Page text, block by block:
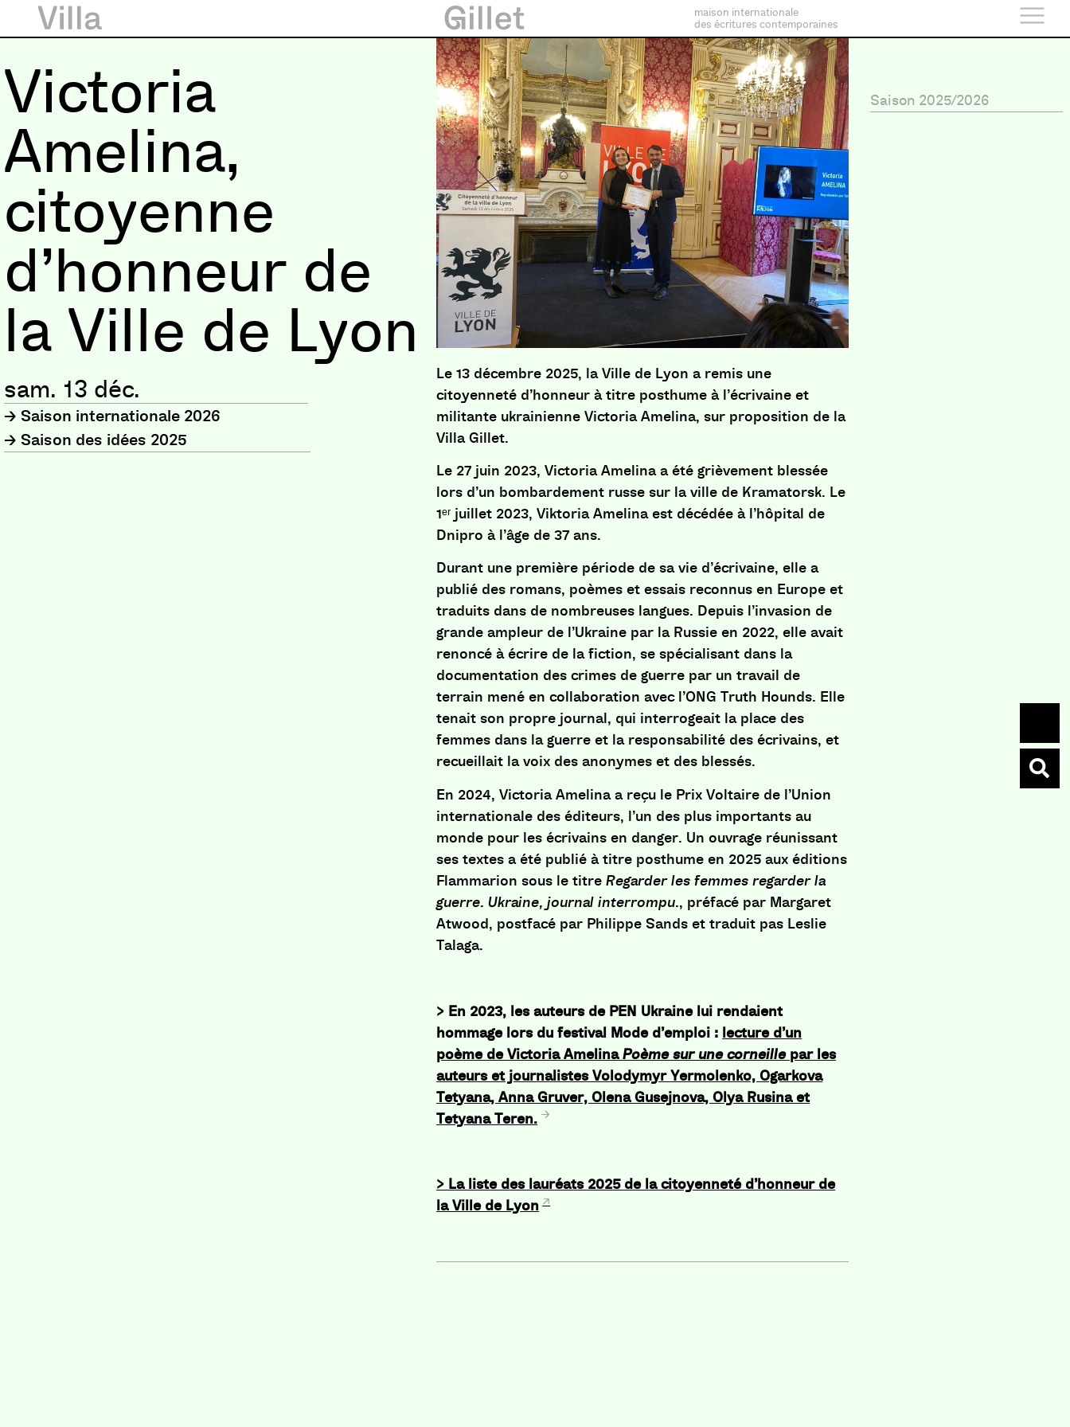
maison internationale
des écritures contemporaines
Victoria
Amelina,
citoyenne
d’honneur de
la Ville de Lyon
sam. 13 déc.
Saison internationale 2026
Saison des idées 2025
Le 13 décembre 2025, la Ville de Lyon a remis une
citoyenneté d’honneur à titre posthume à l’écrivaine et
militante ukrainienne Victoria Amelina, sur proposition de la
Villa Gillet.
Le 27 juin 2023, Victoria Amelina a été grièvement blessée
lors d’un bombardement russe sur la ville de Kramatorsk. Le
1ᵉʳ juillet 2023, Viktoria Amelina est décédée à l’hôpital de
Dnipro à l’âge de 37 ans.
Durant une première période de sa vie d’écrivaine, elle a
publié des romans, poèmes et essais reconnus en Europe et
traduits dans de nombreuses langues. Depuis l’invasion de
grande ampleur de l’Ukraine par la Russie en 2022, elle avait
renoncé à écrire de la fiction, se spécialisant dans la
documentation des crimes de guerre par un travail de
terrain mené en collaboration avec l’ONG Truth Hounds. Elle
tenait son propre journal, qui interrogeait la place des
femmes dans la guerre et la responsabilité des écrivains, et
recueillait la voix des anonymes et des blessés.
En 2024, Victoria Amelina a reçu le Prix Voltaire de l’Union
internationale des éditeurs, l’un des plus importants au
monde pour les écrivains en danger. Un ouvrage réunissant
ses textes a été publié à titre posthume en 2025 aux éditions
Flammarion sous le titreRegarder les femmes regarder la
guerre. Ukraine, journal interrompu., préfacé par Margaret
Atwood, postfacé par Philippe Sands et traduit pas Leslie
Talaga.
> En 2023, les auteurs de PEN Ukraine lui rendaient
hommage lors du festival Mode d’emploi : lecture d’un
poème de Victoria AmelinaPoème sur une corneillepar les
auteurs et journalistes Volodymyr Yermolenko, Ogarkova
Tetyana, Anna Gruver, Olena Gusejnova, Olya Rusina et
Tetyana Teren.
> La liste des lauréats 2025 de la citoyenneté d’honneur de
la Ville de Lyon
Saison 2025/2026